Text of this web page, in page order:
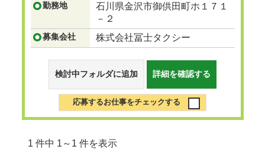
勤務地
石川県金沢市御供田町ホ１７１
－２
募集会社 株式会社冨士タクシー
検討中フォルダに追加 詳細を確認する
応募するお仕事をチェックする
1 件中 1～1 件を表示